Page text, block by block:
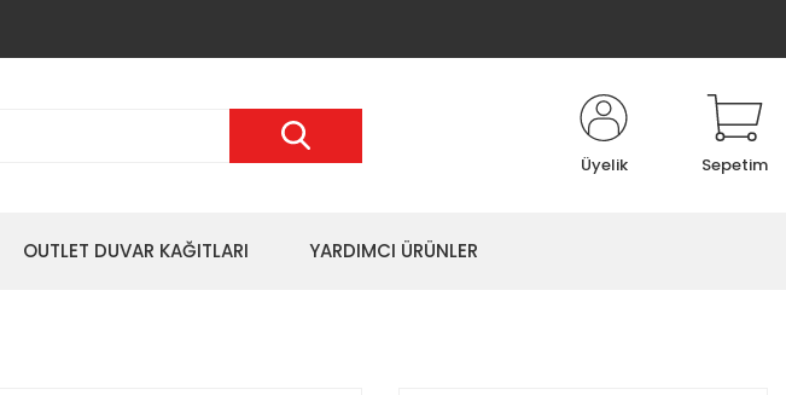
Üyelik Sepetim
OUTLET DUVAR KAĞITLARI YARDIMCI ÜRÜNLER